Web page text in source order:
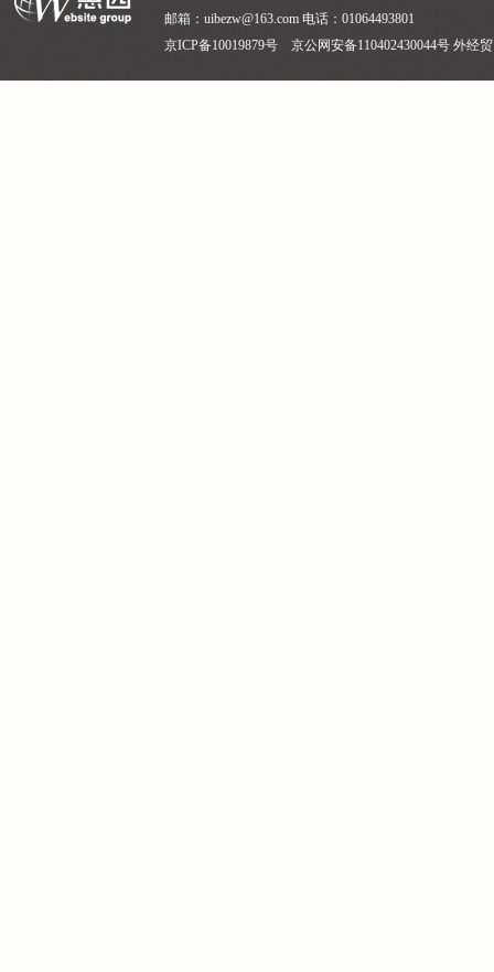
邮箱：uibezw@163.com 电话：01064493801
京ICP备10019879号 京公网安备110402430044号 外经贸